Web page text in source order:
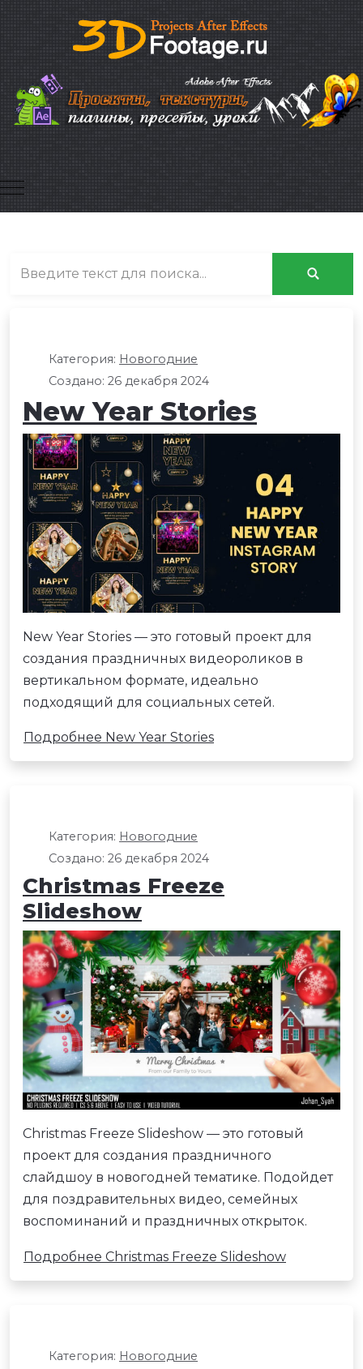
Mobile Menu Toggle
Категория: Новогодние
Создано: 26 декабря 2024
New Year Stories
New Year Stories — это готовый проект для
создания праздничных видеороликов в
вертикальном формате, идеально
подходящий для социальных сетей.
Подробнее New Year Stories
Категория: Новогодние
Создано: 26 декабря 2024
Christmas Freeze
Slideshow
Christmas Freeze Slideshow — это готовый
проект для создания праздничного
слайдшоу в новогодней тематике. Подойдет
для поздравительных видео, семейных
воспоминаний и праздничных открыток.
Подробнее Christmas Freeze Slideshow
Категория: Новогодние